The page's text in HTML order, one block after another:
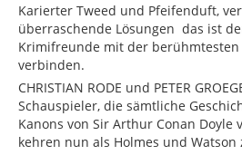
Karierter Tweed und Pfeifenduft,
überraschende Lösungen  das ist
Krimifreunde mit der
verbinden.
CHRISTIAN RODE und PETER
Schauspieler, die sämtliche
Kanons von Sir Arthur Conan Doyle
kehren nun als Holmes und Watson